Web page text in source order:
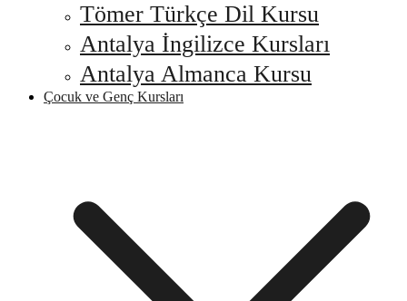
Tömer Türkçe Dil Kursu
Antalya İngilizce Kursları
Antalya Almanca Kursu
Çocuk ve Genç Kursları